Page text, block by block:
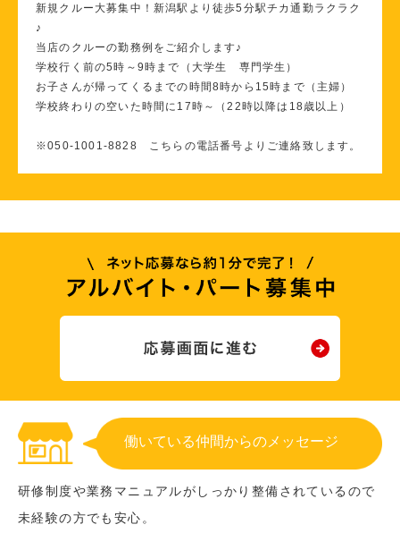
新規クルー大募集中！新潟駅より徒歩5分駅チカ通勤ラクラク
♪
当店のクルーの勤務例をご紹介します♪
学校行く前の5時～9時まで（大学生 専門学生）
お子さんが帰ってくるまでの時間8時から15時まで（主婦）
学校終わりの空いた時間に17時～（22時以降は18歳以上）
※050-1001-8828 こちらの電話番号よりご連絡致します。
働いている仲間からのメッセージ
研修制度や業務マニュアルがしっかり整備されているので
未経験の方でも安心。